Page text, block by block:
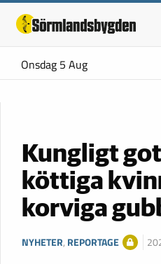
Onsdag 5 Aug
Kungligt
köttiga
korviga
NYHETER, REPORTAGE